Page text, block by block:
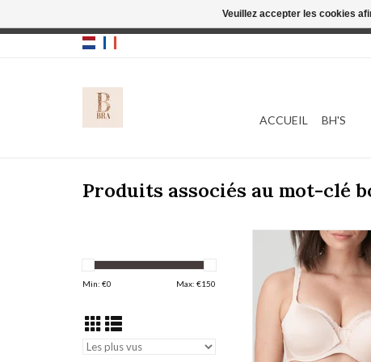
ACCUEIL BH'S
Produits associés au mot-clé
Min: €0 Max: €150
Prima Donna Twist I Do
AJOUTER AU
Veuillez accepter les cookies
Cette boutique